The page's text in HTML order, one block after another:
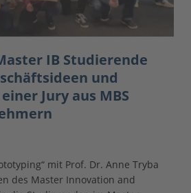
IB Studierende
und
Jury aus MBS
mit Prof. Dr. Anne Tryba
des Master Innovation and